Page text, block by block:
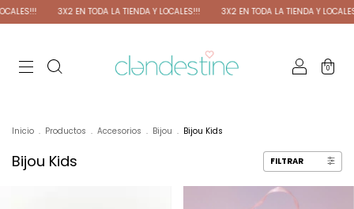
3X2 EN TODA LA TIENDA Y LOCALES!!! 3X2 EN TODA LA TIENDA Y LOCALES!!!
0
Inicio . Productos . Accesorios . Bijou . Bijou Kids
Bijou Kids FILTRAR